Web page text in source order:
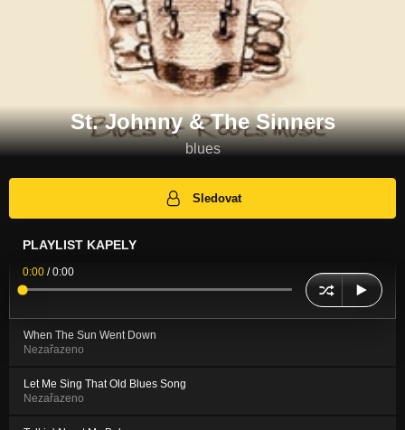
St. Johnny & The Sinners
blues
Sledovat
PLAYLIST KAPELY
0:00 /0:00
When The Sun Went Down
Nezařazeno
Let Me Sing That Old Blues Song
Nezařazeno